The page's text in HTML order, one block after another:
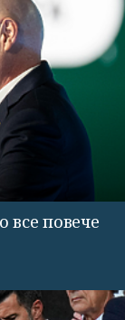
повече